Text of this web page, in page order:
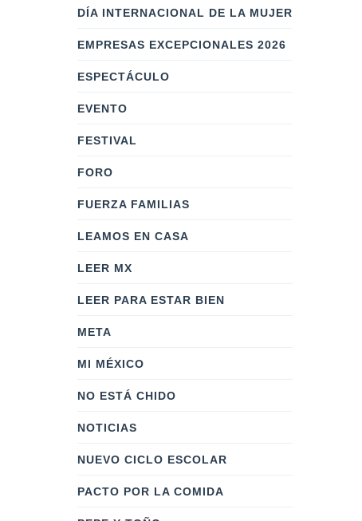
DÍA INTERNACIONAL DE LA MUJER
EMPRESAS EXCEPCIONALES 2026
ESPECTÁCULO
EVENTO
FESTIVAL
FORO
FUERZA FAMILIAS
LEAMOS EN CASA
LEER MX
LEER PARA ESTAR BIEN
META
MI MÉXICO
NO ESTÁ CHIDO
NOTICIAS
NUEVO CICLO ESCOLAR
PACTO POR LA COMIDA